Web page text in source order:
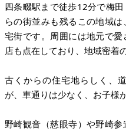
四条畷駅まで徒歩12分で梅
らの街並みも残るこの地域
宅街です。周囲には地元で
店も点在しており、地域密着
古くからの住宅地らしく、
が、車通りは少なく、お子様
野崎観音（慈眼寺）や野崎